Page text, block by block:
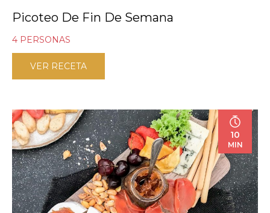
Picoteo De Fin De Semana
4 PERSONAS
VER RECETA
10
MIN